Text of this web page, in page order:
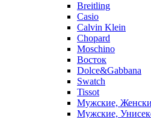
Breitling
Casio
Calvin Klein
Chopard
Moschino
Восток
Dolce&Gabbana
Swatch
Tissot
Мужские,
Мужские,